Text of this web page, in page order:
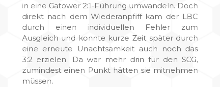
in eine Gatower 2:1-Führung umwandeln. Doch
direkt nach dem Wiederanpfiff kam der LBC
durch einen individuellen Fehler zum
Ausgleich und konnte kurze Zeit später durch
eine erneute Unachtsamkeit auch noch das
3:2 erzielen. Da war mehr drin für den SCG,
zumindest einen Punkt hätten sie mitnehmen
müssen.